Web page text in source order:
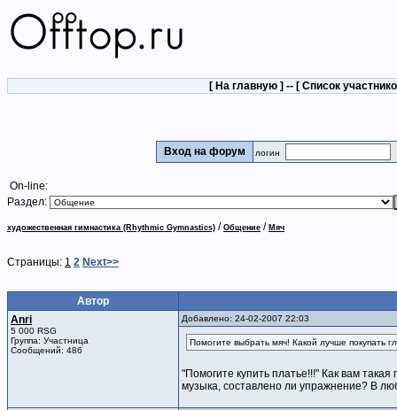
[ На главную ] -- [ Список
Вход на форум логин
On-line:
Раздел:
художественная гимнастика (Rhythmic Gymnastics) / Общение / Мяч
Страницы: 1 2 Next>>
Автор
Anri
5 000 RSG
Группа: Участница
Сообщений: 486
Добавлено: 24-02-2007 22:03
Помогите выбрать мяч! Какой лучше покупать
"Помогите купить платье!!!" Как вам
музыка, составлено ли упражнение? В